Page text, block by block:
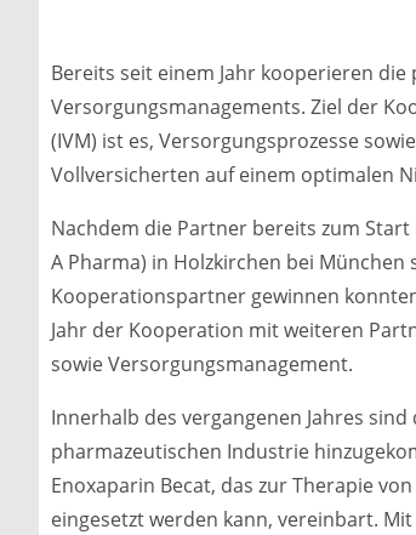
Bereits seit einem Jahr kooperieren
Versorgungsmanagements. Ziel der
(IVM) ist es, Versorgungsprozesse
Vollversicherten auf einem optimalen
Nachdem die Partner bereits zum
A Pharma) in Holzkirchen bei
Kooperationspartner gewinnen
Jahr der Kooperation mit weiteren
sowie Versorgungsmanagement.
Innerhalb des vergangenen Jahres
pharmazeutischen Industrie
Enoxaparin Becat, das zur Therapie
eingesetzt werden kann, vereinbart.